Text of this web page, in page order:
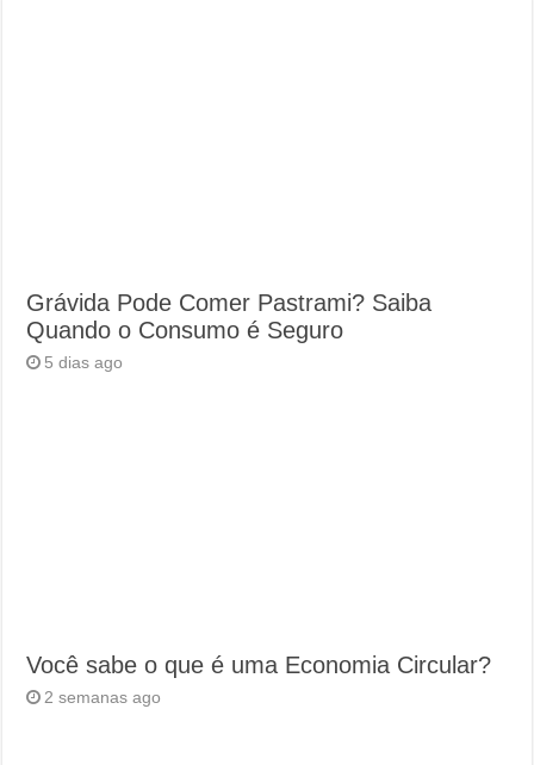
Grávida Pode Comer Pastrami? Saiba
Quando o Consumo é Seguro
5 dias ago
Você sabe o que é uma Economia Circular?
2 semanas ago